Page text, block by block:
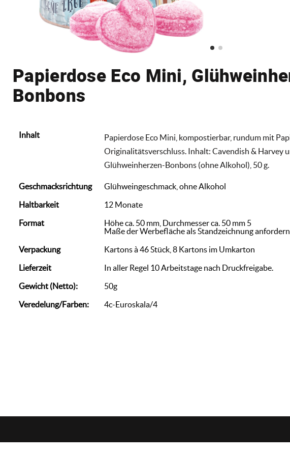
Papierdose Eco Mini,
Bonbons
Inhalt
Papierdose Eco Mini, kompostierbar, rundum mit
Originalitätsverschluss. Inhalt: Cavendish & Harvey
Glühweinherzen-Bonbons (ohne Alkohol), 50 g.
Geschmacksrichtung
Glühweingeschmack, ohne Alkohol
Haltbarkeit
12 Monate
Format
Höhe ca. 50 mm, Durchmesser ca. 50 mm 5
Maße der Werbefläche als Standzeichnung anfordern
Verpackung
Kartons à 46 Stück, 8 Kartons im Umkarton
Lieferzeit
In aller Regel 10 Arbeitstage nach Druckfreigabe.
Gewicht (Netto):
50g
Veredelung/Farben:
4c-Euroskala/4